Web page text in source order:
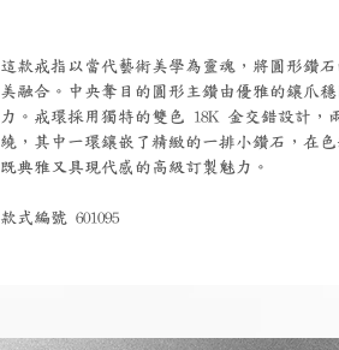
這款戒指以當代藝術美學為靈魂，將圓形鑽
美融合。中央奪目的圓形主鑽由優雅的鑲爪
力。戒環採用獨特的雙色 18K 金交錯設計，
繞，其中一環鑲嵌了精緻的一排小鑽石，在
既典雅又具現代感的高級訂製魅力。
款式編號 601095